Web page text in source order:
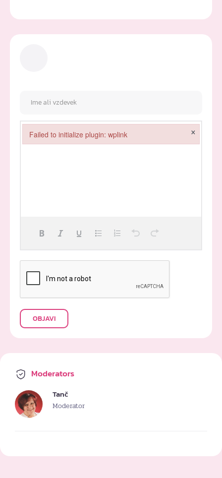
OBJAVI
Moderators
Tanč
Moderator
Failed to initialize plugin: wplink ×
Failed to initialize plugin: wplink